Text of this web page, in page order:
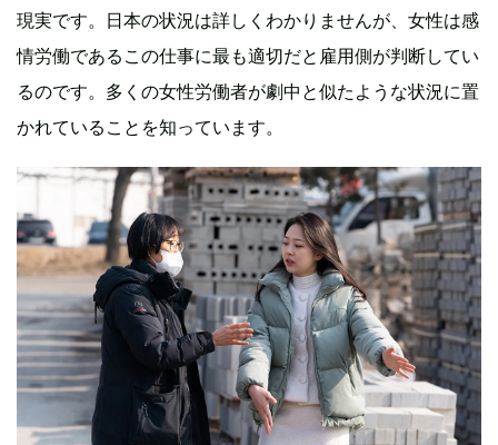
現実です。日本の状況は詳しくわかりませんが、女性は感
情労働であるこの仕事に最も適切だと雇用側が判断してい
るのです。多くの女性労働者が劇中と似たような状況に置
かれていることを知っています。